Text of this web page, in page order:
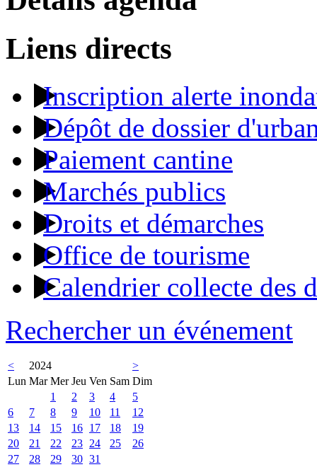
Liens directs
Inscription alerte
Dépôt de dossier
Paiement cantine
Marchés publics
Droits et démarches
Office de tourisme
Calendrier collecte des
Rechercher un événement
< 2024
>
Lun Mar Mer Jeu Ven Sam Dim
1
2 3 4
5
6
7 8 9 10 11
12
13
14 15 16 17 18
19
20
21 22 23 24 25
26
27
28 29 30 31